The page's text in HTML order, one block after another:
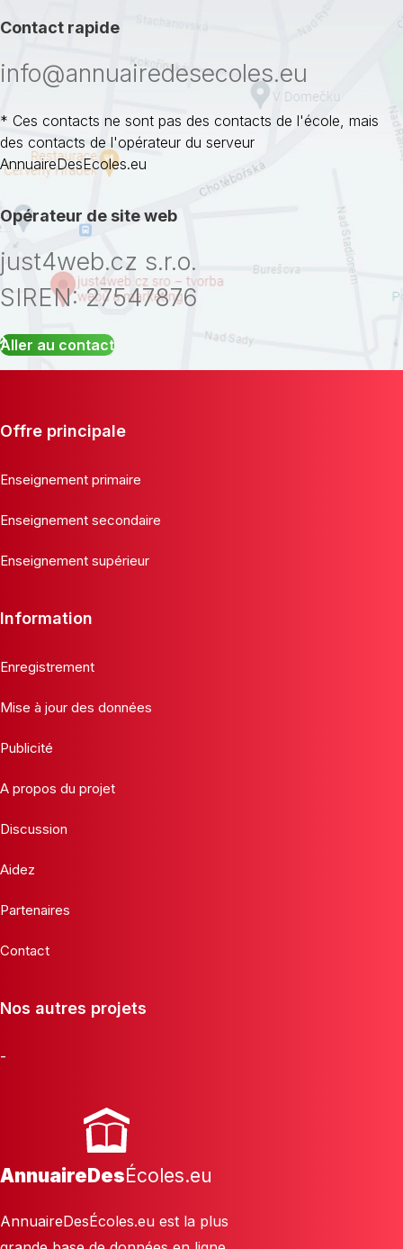
Contact rapide
info@annuairedesecoles.eu
* Ces contacts ne sont pas des contacts de l'école, mais
des contacts de l'opérateur du serveur
AnnuaireDesEcoles.eu
Opérateur de site web
just4web.cz s.r.o.
SIREN: 27547876
Aller au contact
Offre principale
Enseignement primaire
Enseignement secondaire
Enseignement supérieur
Information
Enregistrement
Mise à jour des données
Publicité
A propos du projet
Discussion
Aidez
Partenaires
Contact
Nos autres projets
-
AnnuaireDesÉcoles.eu
AnnuaireDesÉcoles.eu est la plus